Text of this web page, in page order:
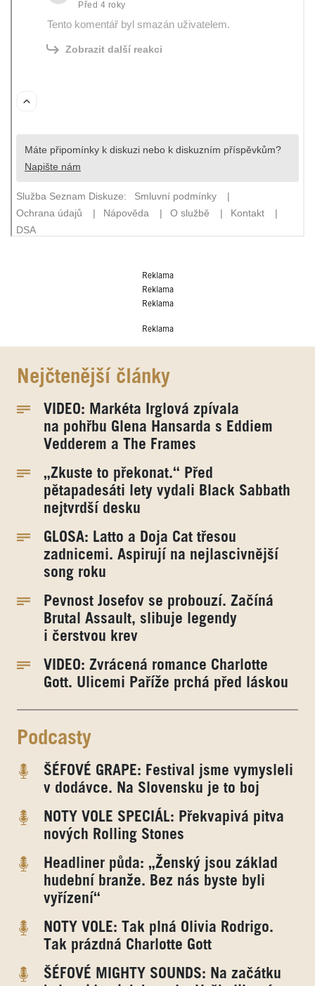
Reklama
Reklama
Reklama
Reklama
Nejčtenější články
VIDEO: Markéta Irglová zpívala
na pohřbu Glena Hansarda s Eddiem
Vedderem a The Frames
„Zkuste to překonat.“ Před
pětapadesáti lety vydali Black Sabbath
nejtvrdší desku
GLOSA: Latto a Doja Cat třesou
zadnicemi. Aspirují na nejlascivnější
song roku
Pevnost Josefov se probouzí. Začíná
Brutal Assault, slibuje legendy
i čerstvou krev
VIDEO: Zvrácená romance Charlotte
Gott. Ulicemi Paříže prchá před láskou
Podcasty
ŠÉFOVÉ GRAPE: Festival jsme vymysleli
v dodávce. Na Slovensku je to boj
NOTY VOLE SPECIÁL: Překvapivá pitva
nových Rolling Stones
Headliner půda: „Ženský jsou základ
hudební branže. Bez nás byste byli
vyřízení“
NOTY VOLE: Tak plná Olivia Rodrigo.
Tak prázdná Charlotte Gott
ŠÉFOVÉ MIGHTY SOUNDS: Na začátku